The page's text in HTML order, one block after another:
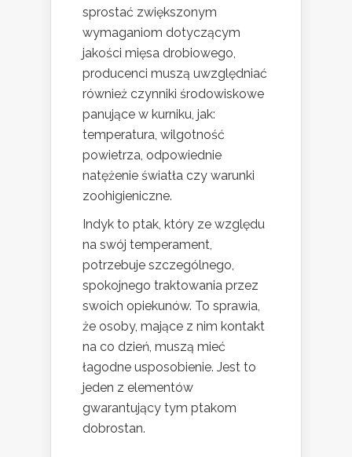
sprostać zwiększonym
wymaganiom dotyczącym
jakości mięsa drobiowego,
producenci muszą uwzględniać
również czynniki środowiskowe
panujące w kurniku, jak:
temperatura, wilgotność
powietrza, odpowiednie
natężenie światła czy warunki
zoohigieniczne.
Indyk to ptak, który ze względu
na swój temperament,
potrzebuje szczególnego,
spokojnego traktowania przez
swoich opiekunów. To sprawia,
że osoby, mające z nim kontakt
na co dzień, muszą mieć
łagodne usposobienie. Jest to
jeden z elementów
gwarantujący tym ptakom
dobrostan.